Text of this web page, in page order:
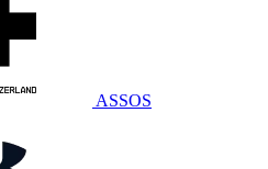
ASSOS